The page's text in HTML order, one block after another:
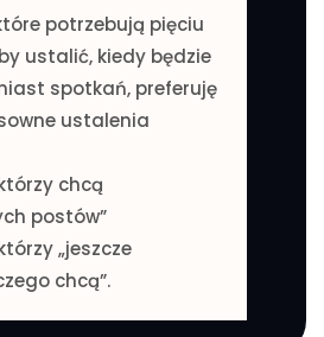
potrzebują pięciu
ustalić, kiedy będzie
spotkań, preferuję
ustalenia
chcą
postów”
„jeszcze
chcą”.